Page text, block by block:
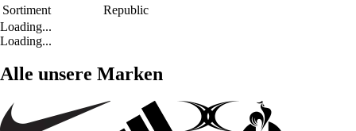
Sortiment
Republic
Loading...
Loading...
Alle unsere Marken